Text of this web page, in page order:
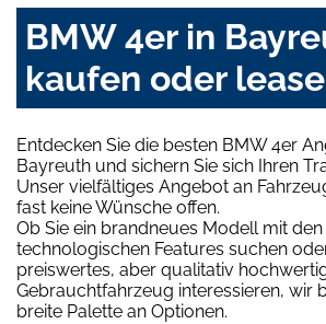
BMW 4er in
kaufen oder
Entdecken Sie die besten BMW 4er
Bayreuth und sichern Sie sich Ihren
Unser vielfältiges Angebot an
fast keine Wünsche offen.
Ob Sie ein brandneues Modell mit
technologischen Features suchen
preiswertes, aber qualitativ
Gebrauchtfahrzeug interessieren, wir
breite Palette an Optionen.